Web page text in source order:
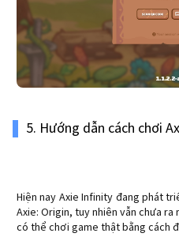
5. Hướng dẫn cách chơi
Hiện nay Axie Infinity đang phát
Axie: Origin, tuy nhiên vẫn chưa
có thể chơi game thật bằng cách